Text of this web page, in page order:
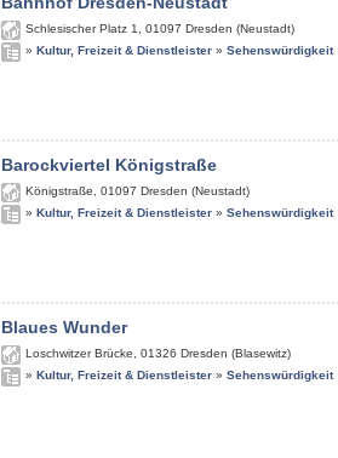
Schlesischer Platz 1 01097 Dresden (Neustadt)
» Kultur, Freizeit & Dienstleister » Sehenswürdigkeit
Barockviertel Königstraße
Königstraße 01097 Dresden (Neustadt)
» Kultur, Freizeit & Dienstleister » Sehenswürdigkeit
Blaues Wunder
Loschwitzer Brücke 01326 Dresden (Blasewitz)
» Kultur, Freizeit & Dienstleister » Sehenswürdigkeit